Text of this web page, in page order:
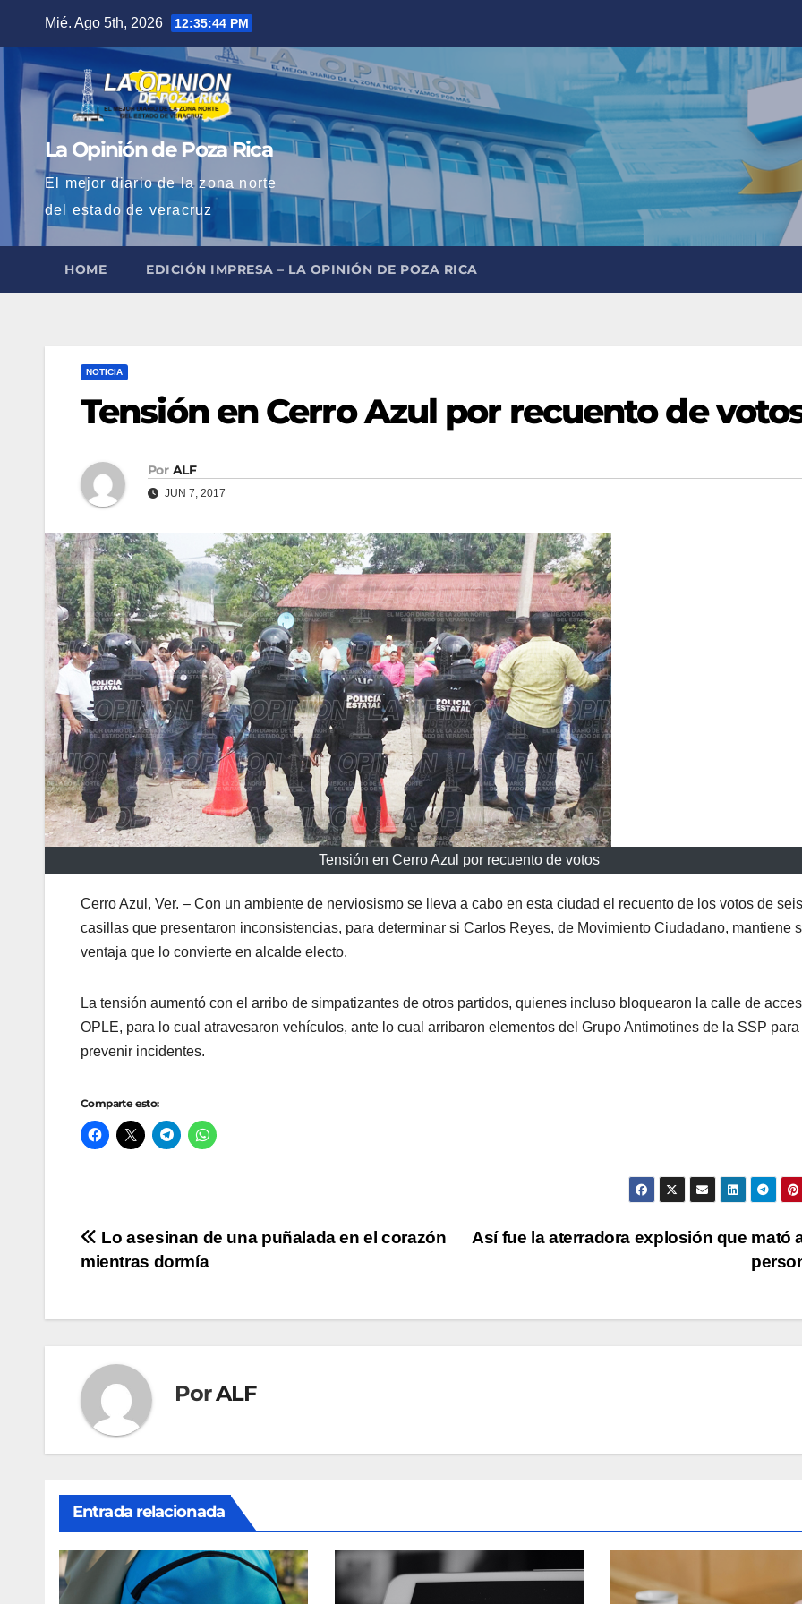
contenido
Mié. Ago 5th, 2026 12:35:45 PM
La Opinión de Poza Rica
El mejor diario de la zona norte
del estado de veracruz
HOME EDICIÓN IMPRESA – LA OPINIÓN DE POZA RICA
NOTICIA
Tensión en Cerro Azul por recuento de
Por ALF
JUN 7, 2017
Tensión en Cerro Azul por recuento de votos
Cerro Azul, Ver. – Con un ambiente de nerviosismo se lleva a cabo en esta ciudad el recuento de los votos de seis
casillas que presentaron inconsistencias, para determinar si Carlos Reyes, de Movimiento Ciudadano, mantiene
ventaja que lo convierte en alcalde electo.
La tensión aumentó con el arribo de simpatizantes de otros partidos, quienes incluso bloquearon la calle de
OPLE, para lo cual atravesaron vehículos, ante lo cual arribaron elementos del Grupo Antimotines de la SSP para
prevenir incidentes.
Comparte esto:
Navegación
entradas
Así fue la aterradora explosión que mató
Lo asesinan de una puñalada en el corazón
mientras dormía
PorALF
Entrada relacionada